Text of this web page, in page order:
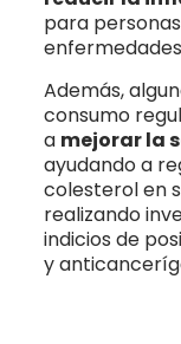
para
Además,
consumo
a mejorar la
ayudando a
colesterol en
realizando
indicios de
y